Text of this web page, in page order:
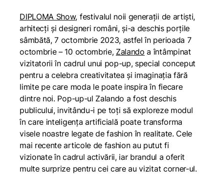
DIPLOMA Show, festivalul noii generații de artiști,
arhitecți și designeri români, și-a deschis porțile
sâmbătă, 7 octombrie 2023, astfel în perioada 7
octombrie – 10 octombrie, Zalando a întâmpinat
vizitatorii în cadrul unui pop-up, special conceput
pentru a celebra creativitatea și imaginația fără
limite pe care moda le poate inspira în fiecare
dintre noi. Pop-up-ul Zalando a fost deschis
publicului, invitându-i pe toți să exploreze modul
în care inteligența artificială poate transforma
visele noastre legate de fashion în realitate. Cele
mai recente articole de fashion au putut fi
vizionate în cadrul activării, iar brandul a oferit
multe surprize pentru cei care au vizitat corner-ul.